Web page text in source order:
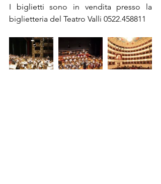
I biglietti sono in vendita presso la
biglietteria del Teatro Valli 0522.458811